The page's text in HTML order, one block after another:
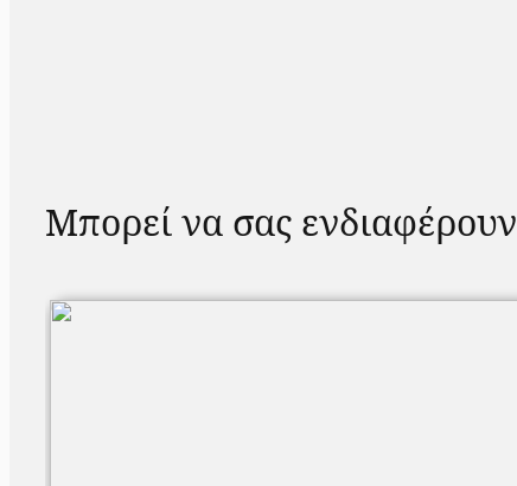
Μπορεί να σας ενδιαφέρουν